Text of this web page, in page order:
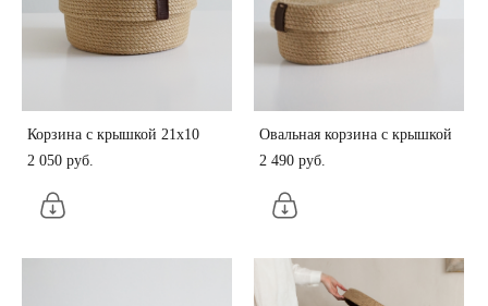
Корзина с крышкой 21х10
2 050 pуб.
Овальная корзина с крышкой
2 490 pуб.